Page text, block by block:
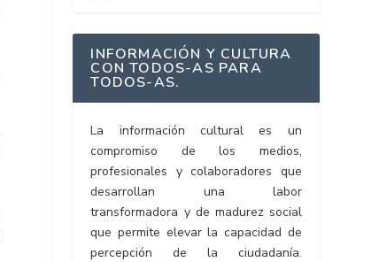
INFORMACIÓN Y CULTURA
CON TODOS-AS PARA
TODOS-AS.
La información cultural es un
compromiso de los medios,
profesionales y colaboradores que
desarrollan una labor
transformadora y de madurez social
que permite elevar la capacidad de
percepción de la ciudadanía.